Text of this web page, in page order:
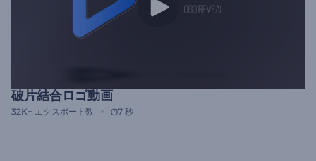
破片結合ロゴ動画
32K+ エクスポート数 7 秒